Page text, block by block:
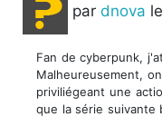
par dnova
Fan de cyberpunk,
Malheureusement,
priviliégeant une
que la série suivante